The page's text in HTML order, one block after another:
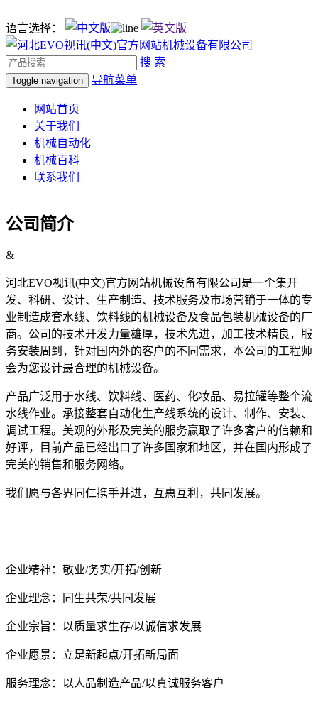
语言选择：
搜 索
Toggle navigation 导航菜单
网站首页
关于我们
机械自动化
机械百科
联系我们
公司简介
&
河北EVO视讯(中文)官方网站机械设备有限公司是一个集开
发、科研、设计、生产制造、技术服务及市场营销于一体的专
业制造成套水线、饮料线的机械设备及食品包装机械设备的厂
商。公司的技术开发力量雄厚，技术先进，加工技术精良，服
务安装周到，针对国内外的客户的不同需求，本公司的工程师
会为您设计最合理的机械设备。
产品广泛用于水线、饮料线、医药、化妆品、易拉罐等整个流
水线作业。承接整套自动化生产线系统的设计、制作、安装、
调试工程。美观的外形及完美的服务赢取了许多客户的信赖和
好评，目前产品已经出口了许多国家和地区，并在国内形成了
完美的销售和服务网络。
我们愿与各界同仁携手并进，互惠互利，共同发展。
企业精神：敬业/务实/开拓/创新
企业理念：同生共荣/共同发展
企业宗旨：以质量求生存/以诚信求发展
企业愿景：立足新起点/开拓新局面
服务理念：以人品制造产品/以真诚服务客户